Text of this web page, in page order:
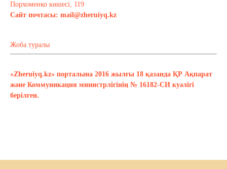
Порхоменко көшесі, 119
Сайт почтасы: mail@zheruiyq.kz
Жоба туралы
«Zheruiyq.kz» порталына 2016 жылғы 18 қазанда ҚР Ақпарат
және Коммуникация министрлігінің № 16182-СИ куәлігі
берілген.